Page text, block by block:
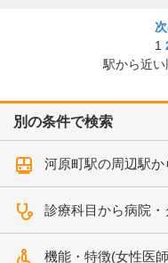
1
駅から近い
別の条件で検索
河原町駅の周辺駅
診療科目から病院
機能・特徴(女性医